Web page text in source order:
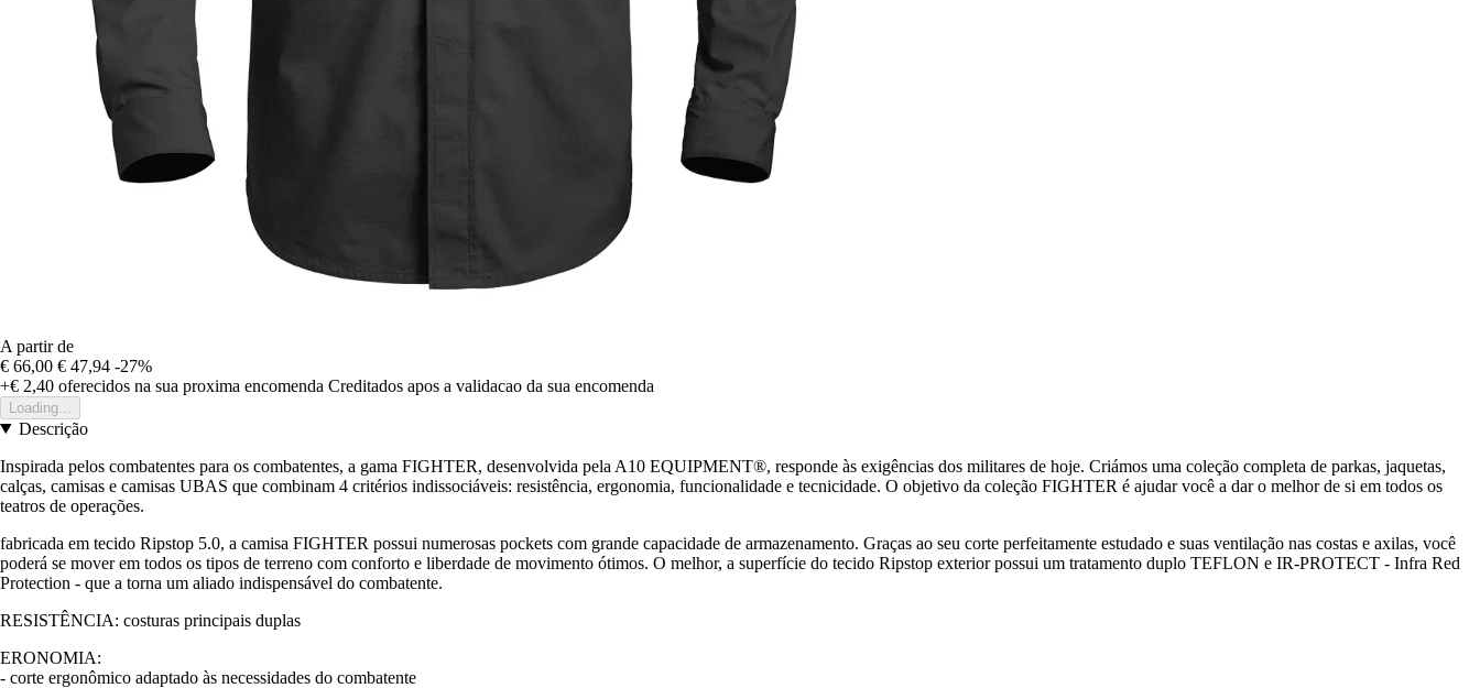
A partir de
€ 66,00 € 47,94 -27%
+€ 2,40 oferecidos na sua proxima encomenda Creditados apos a validacao da sua encomenda
Loading...
Descrição
Inspirada pelos combatentes para os combatentes, a gama FIGHTER, desenvolvida pela A10 EQUIPMENT®, responde às exigências dos militares de hoje. Criámos uma coleção completa de parkas, jaquetas,
calças, camisas e camisas UBAS que combinam 4 critérios indissociáveis: resistência, ergonomia, funcionalidade e tecnicidade. O objetivo da coleção FIGHTER é ajudar você a dar o melhor de si em todos os
teatros de operações.
fabricada em tecido Ripstop 5.0, a camisa FIGHTER possui numerosas pockets com grande capacidade de armazenamento. Graças ao seu corte perfeitamente estudado e suas ventilação nas costas e axilas, você
poderá se mover em todos os tipos de terreno com conforto e liberdade de movimento ótimos. O melhor, a superfície do tecido Ripstop exterior possui um tratamento duplo TEFLON e IR-PROTECT - Infra Red
Protection - que a torna um aliado indispensável do combatente.
RESISTÊNCIA: costuras principais duplas
ERONOMIA:
- corte ergonômico adaptado às necessidades do combatente